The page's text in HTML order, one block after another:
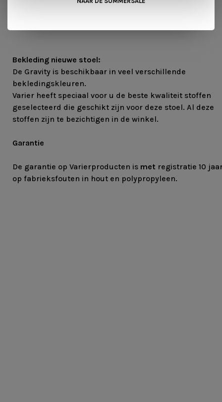
Bekleding nieuwe stoel:
De Gravity is beschikbaar in veel verschillende
bekledingskleuren.
Varier heeft speciaal voor u de beste kwaliteit stoffen
geselecteerd die geschikt zijn voor deze stoel. Al deze
stoffen zijn te bezichtigen in de winkel.
Garantie
De garantie op Varierproducten is met registratie 10
op fabrieksfouten in hout en polypropyleen.